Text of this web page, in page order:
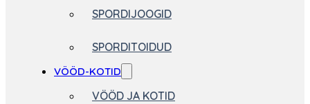
SPORDIJOOGID
SPORDITOIDUD
VÖÖD-KOTID
VÖÖD JA KOTID